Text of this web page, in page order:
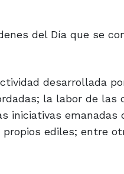
del Día que se
desarrollada
la labor de las
iniciativas emanadas
ediles; entre